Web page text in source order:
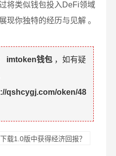
将类似钱包投入DeFi领域
现你独特的经历与见解 。
imtoken钱包 ，如有疑
qshcygj.com/oken/48
载1.0版中获得经济回报？